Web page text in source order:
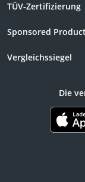
TÜV-Zertifizierung
Sponsored
Vergleichssiegel
Die